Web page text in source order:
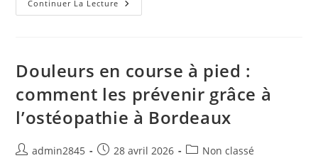
Continuer La Lecture Douleur
Et
Complet
Pas
Toujours
La
Meilleure
Douleurs en course à pied :
comment les prévenir grâce à
l’ostéopathie à Bordeaux
Auteur/autrice
admin2845
Publication
28 avril 2026
PostNon classé